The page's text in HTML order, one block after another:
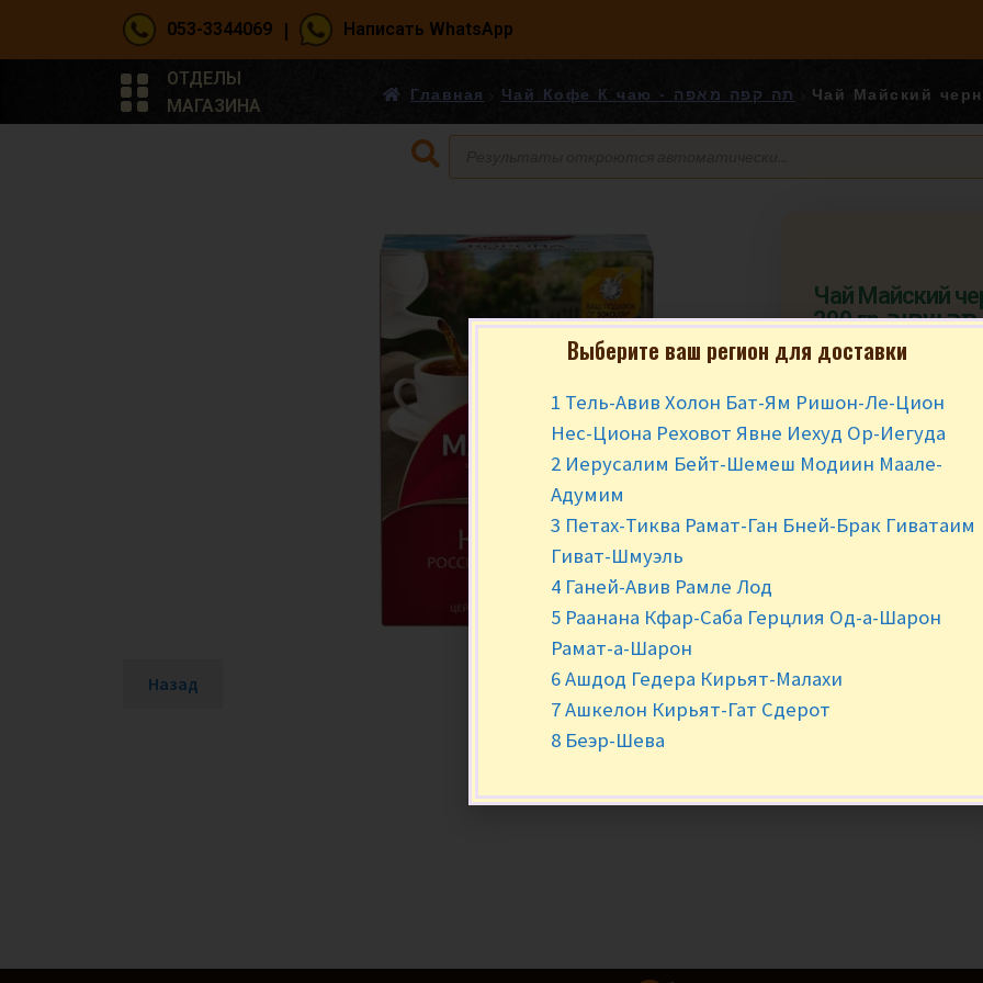
053-3344069 | Написать WhatsApp
ОТДЕЛЫ
МАГАЗИНА
Главная Чай Кофе К чаю - תה קפה מאפה
Чай Майский
200 гр. תה שחור
В наличии
Назад
Выберите ваш регион для доставки
1 Тель-Авив Холон Бат-Ям Ришон-Ле-Цион
Нес-Циона Реховот Явне Иехуд Ор-Иегуда
2 Иерусалим Бейт-Шемеш Модиин Маале-
Адумим
3 Петах-Тиква Рамат-Ган Бней-Брак Гиватаим
Гиват-Шмуэль
4 Ганей-Авив Рамле Лод
5 Раанана Кфар-Саба Герцлия Од-а-Шарон
Рамат-а-Шарон
6 Ашдод Гедера Кирьят-Малахи
7 Ашкелон Кирьят-Гат Сдерот
8 Беэр-Шева